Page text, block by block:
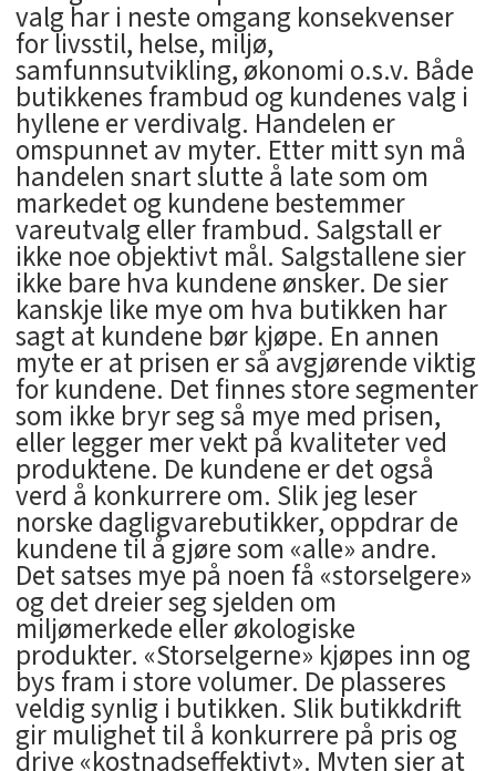
valg har i neste omgang konsekvenser
for livsstil, helse, miljø,
samfunnsutvikling, økonomi o.s.v. Både
butikkenes frambud og kundenes valg i
hyllene er verdivalg. Handelen er
omspunnet av myter. Etter mitt syn må
handelen snart slutte å late som om
markedet og kundene bestemmer
vareutvalg eller frambud. Salgstall er
ikke noe objektivt mål. Salgstallene sier
ikke bare hva kundene ønsker. De sier
kanskje like mye om hva butikken har
sagt at kundene bør kjøpe. En annen
myte er at prisen er så avgjørende viktig
for kundene. Det finnes store segmenter
som ikke bryr seg så mye med prisen,
eller legger mer vekt på kvaliteter ved
produktene. De kundene er det også
verd å konkurrere om. Slik jeg leser
norske dagligvarebutikker, oppdrar de
kundene til å gjøre som «alle» andre.
Det satses mye på noen få «storselgere»
og det dreier seg sjelden om
miljømerkede eller økologiske
produkter. «Storselgerne» kjøpes inn og
bys fram i store volumer. De plasseres
veldig synlig i butikken. Slik butikkdrift
gir mulighet til å konkurrere på pris og
drive «kostnadseffektivt». Myten sier at